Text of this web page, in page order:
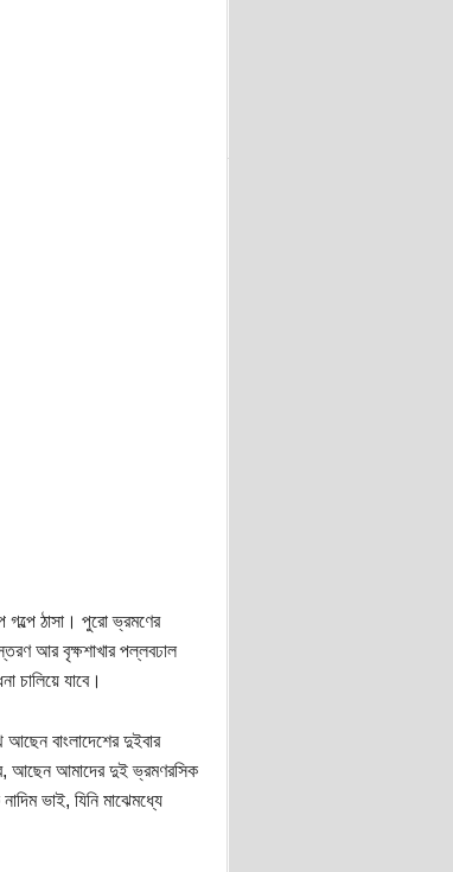
ঠাসা। পুরো ভ্রমণের
আর বৃক্ষশাখার পল্লবঢাল
চালিয়ে যাবে।
বাংলাদেশের দুইবার
আছেন আমাদের দুই ভ্রমণরসিক
ভাই, যিনি মাঝেমধ্যে